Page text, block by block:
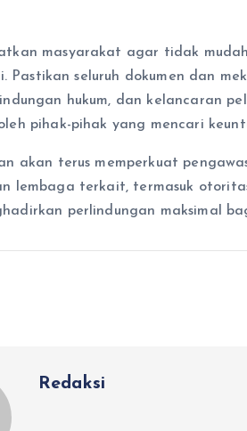
masyarakat agar tidak
Pastikan seluruh dokumen dan
hukum, dan kelancaran
pihak-pihak yang mencari
akan terus memperkuat
lembaga terkait, termasuk
perlindungan maksimal
Redaksi